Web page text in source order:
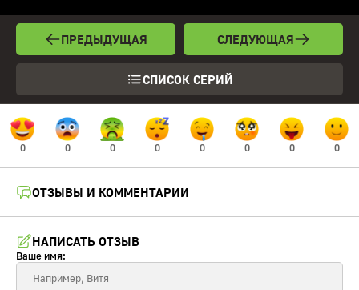
ПРЕДЫДУЩАЯ
СПИСОК СЕРИЙ
СЛЕДУЮЩАЯ
0 0 0 0 0 0 0 0
ОТЗЫВЫ И КОММЕНТАРИИ
НАПИСАТЬ ОТЗЫВ
Ваше имя: